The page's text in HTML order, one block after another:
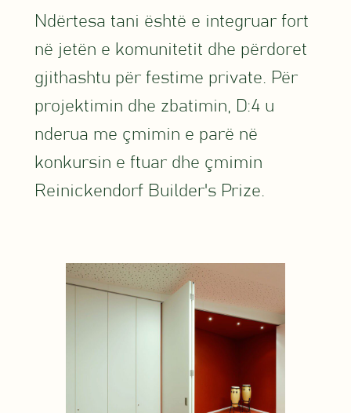
Ndërtesa tani është e integruar fort
në jetën e komunitetit dhe përdoret
gjithashtu për festime private. Për
projektimin dhe zbatimin, D:4 u
nderua me çmimin e parë në
konkursin e ftuar dhe çmimin
Reinickendorf Builder's Prize.